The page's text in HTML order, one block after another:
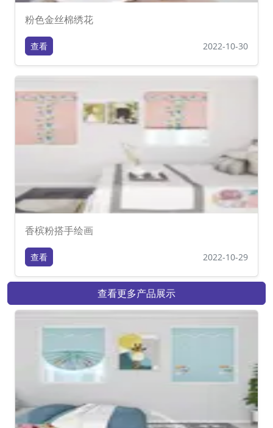
粉色金丝棉绣花
查看 2022-10-30
香槟粉搭手绘画
查看 2022-10-29
查看更多产品展示